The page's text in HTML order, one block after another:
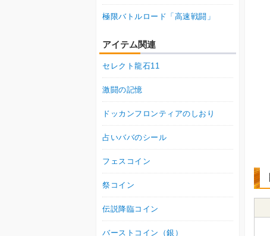
極限バトルロード「高速戦闘」
アイテム関連
セレクト龍石11
激闘の記憶
ドッカンフロンティアのしおり
占いババのシール
フェスコイン
祭コイン
伝説降臨コイン
バーストコイン（銀）